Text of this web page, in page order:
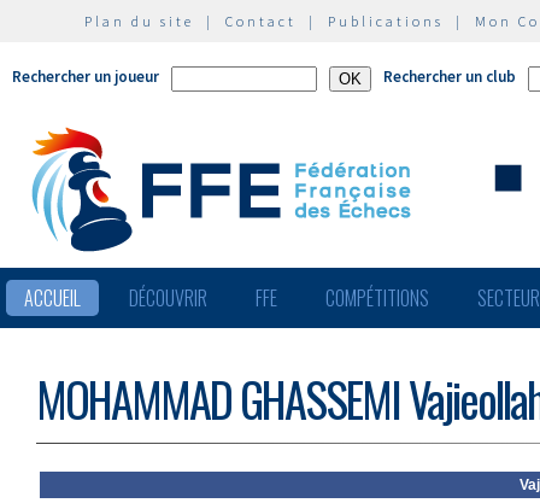
Plan du site | Contact | Publications | Mon
Rechercher un joueur Rechercher un club
ACCUEIL DÉCOUVRIR FFE COMPÉTITIONS
MOHAMMAD GHASSEMI